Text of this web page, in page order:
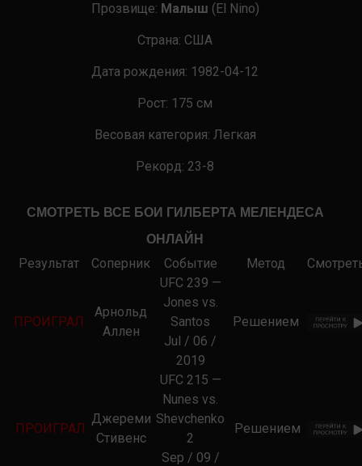
Прозвище: Малыш (El Nino​)
Страна: США
Дата рождения: 1982-04-12
Рост: 175 см
Весовая категория: Легкая
Рекорд: 23-8
СМОТРЕТЬ ВСЕ БОИ ГИЛБЕРТА МЕЛЕНДЕСА
ОНЛАЙН
Результат Соперник Событие Метод
ПРОИГРАЛ
Арнольд
Аллен
UFC 239 —
Jones vs.
Santos
Jul / 06 /
2019
Решением
ПРОИГРАЛ
Джереми
Стивенс
UFC 215 —
Nunes vs.
Shevchenko
2
Sep / 09 /
Решением